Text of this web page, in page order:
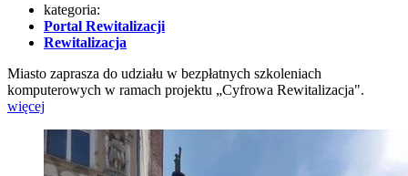
kategoria:
Portal Rewitalizacji
Rewitalizacja
Miasto zaprasza do udziału w bezpłatnych szkoleniach
komputerowych w ramach projektu „Cyfrowa Rewitalizacja".
więcej